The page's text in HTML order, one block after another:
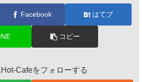
Facebook はてブ
コピー
Cafeをフォローする